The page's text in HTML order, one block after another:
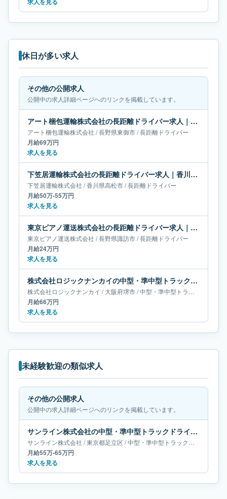
休日が多い求人
その他の公開求人
公開中の求人詳細ページへのリンクを掲載しています。
アート梱包運輸株式会社の長距離ドライバー求人｜長野県東御市｜月給69万円
アート梱包運輸株式会社 /長野県東御市/長距離ドライバー
月給69万円
求人を見る
下笠居運輸株式会社の長距離ドライバー求人｜香川県高松市｜月給50万-55万円
下笠居運輸株式会社 /香川県高松市/長距離ドライバー
月給50万-55万円
求人を見る
東京ピアノ運送株式会社の長距離ドライバー求人｜長野県諏訪市｜月給24万円
東京ピアノ運送株式会社 /長野県諏訪市/長距離ドライバー
月給24万円
求人を見る
株式会社ロジックナンカイの中型・準中型トラックドライバー求人｜大阪府堺市｜月給66万円
株式会社ロジックナンカイ /大阪府堺市/中型・準中型トラックドライバー
月給66万円
求人を見る
未経験歓迎の類似求人
その他の公開求人
公開中の求人詳細ページへのリンクを掲載しています。
サンライン株式会社の中型・準中型トラックドライバー求人｜東京都足立区｜月給55万-65万円
サンライン株式会社 /東京都足立区 /中型・準中型トラックドライバー
月給55万-65万円
求人を見る